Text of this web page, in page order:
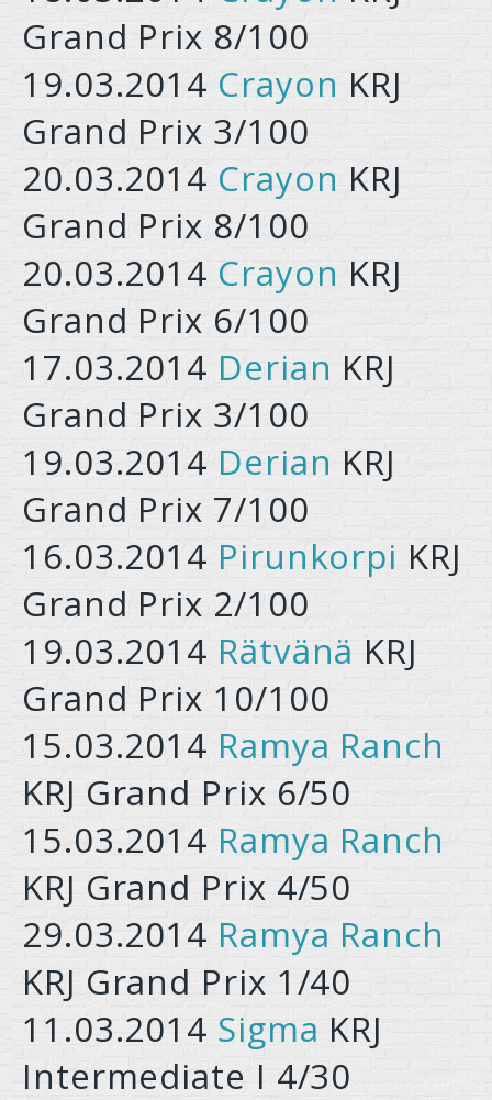
Grand Prix 8/100
19.03.2014 Crayon KRJ
Grand Prix 3/100
20.03.2014 Crayon KRJ
Grand Prix 8/100
20.03.2014 Crayon KRJ
Grand Prix 6/100
17.03.2014 Derian KRJ
Grand Prix 3/100
19.03.2014 Derian KRJ
Grand Prix 7/100
16.03.2014 Pirunkorpi KRJ
Grand Prix 2/100
19.03.2014 Rätvänä KRJ
Grand Prix 10/100
15.03.2014 Ramya Ranch
KRJ Grand Prix 6/50
15.03.2014 Ramya Ranch
KRJ Grand Prix 4/50
29.03.2014 Ramya Ranch
KRJ Grand Prix 1/40
11.03.2014 Sigma KRJ
Intermediate I 4/30